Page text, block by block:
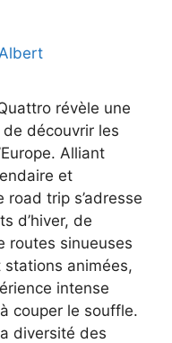
révèle une
découvrir les
Alliant
et
trip s’adresse
d’hiver, de
routes sinueuses
animées,
intense
couper le souffle.
diversité des